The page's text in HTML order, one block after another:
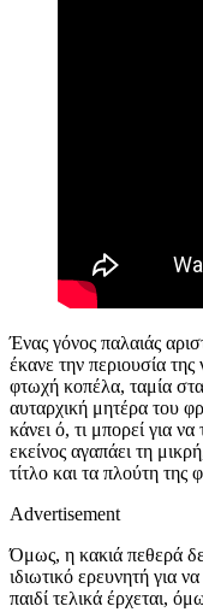
Ένας γόνος παλαιάς
έκανε την περιουσία
φτωχή κοπέλα, ταμία
αυταρχική μητέρα του
κάνει ό, τι μπορεί για
εκείνος αγαπάει τη
τίτλο και τα πλούτη της
Advertisement
Όμως, η κακιά πεθερά
ιδιωτικό ερευνητή για
παιδί τελικά έρχεται,